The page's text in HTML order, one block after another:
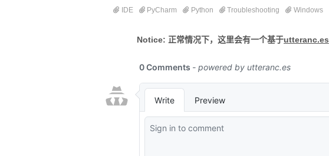
IDE PyCharm Python Troubleshooting Windows
Notice: 正常情况下，这里会有一个基于utteranc.es